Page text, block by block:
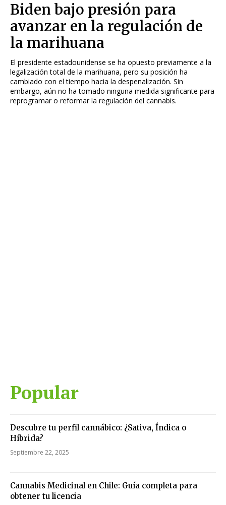
Biden bajo presión para
avanzar en la regulación de
la marihuana
El presidente estadounidense se ha opuesto previamente a la
legalización total de la marihuana, pero su posición ha
cambiado con el tiempo hacia la despenalización. Sin
embargo, aún no ha tomado ninguna medida significante para
reprogramar o reformar la regulación del cannabis.
Popular
Descubre tu perfil cannábico: ¿Sativa, Índica o
Híbrida?
Septiembre 22, 2025
Cannabis Medicinal en Chile: Guía completa para
obtener tu licencia